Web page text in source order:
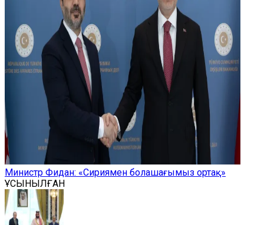
Министр Фидан: «Сириямен болашағымыз ортақ»
ҰСЫНЫЛҒАН